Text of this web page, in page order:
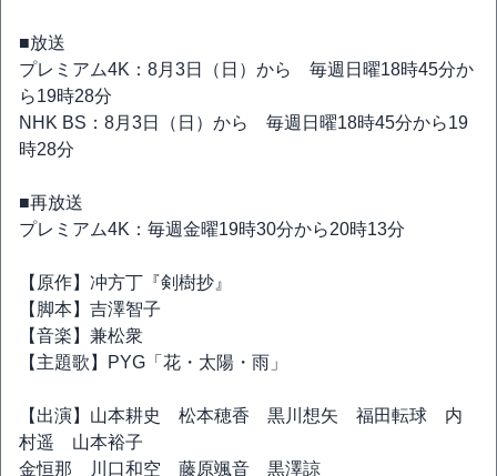
■放送
プレミアム4K：8月3日（日）から 毎週日曜18時45分か
ら19時28分
NHK BS：8月3日（日）から 毎週日曜18時45分から19
時28分
■再放送
プレミアム4K：毎週金曜19時30分から20時13分
【原作】冲方丁『剣樹抄』
【脚本】吉澤智子
【音楽】兼松衆
【主題歌】PYG「花・太陽・雨」
【出演】山本耕史 松本穂香 黒川想矢 福田転球 内
村遥 山本裕子
金恒那 川口和空 藤原颯音 黒澤諒